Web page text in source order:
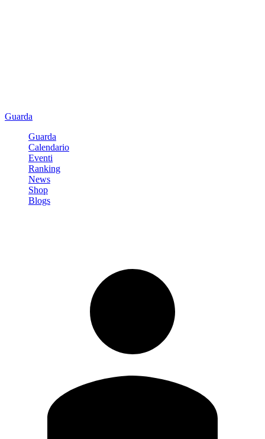
Guarda
Guarda
Calendario
Eventi
Ranking
News
Shop
Blogs